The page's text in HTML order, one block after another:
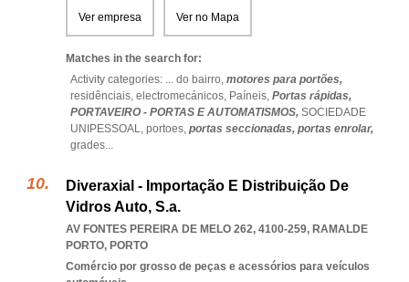
Ver empresa Ver no Mapa
Matches in the search for:
Activity categories: ... do bairro, motores para portões,
residênciais, electromecánicos, Paíneis, Portas rápidas,
PORTAVEIRO - PORTAS E AUTOMATISMOS, SOCIEDADE
UNIPESSOAL, portoes, portas seccionadas, portas enrolar,
grades...
Diveraxial - Importação E Distribuição De
Vidros Auto, S.a.
AV FONTES PEREIRA DE MELO 262, 4100-259, RAMALDE
PORTO, PORTO
Comércio por grosso de peças e acessórios para veículos